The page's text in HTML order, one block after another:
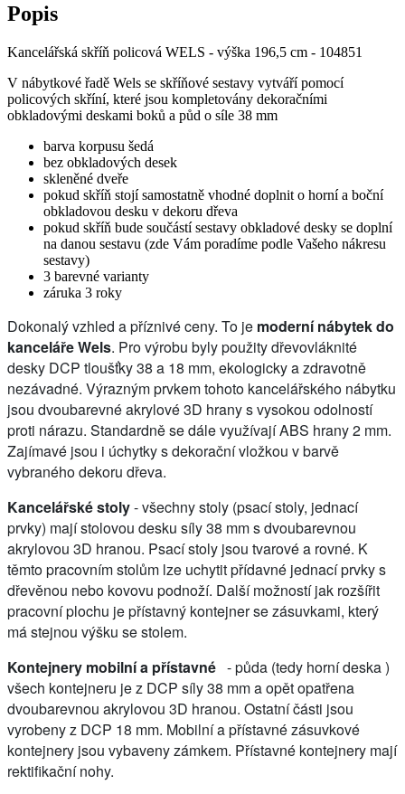
Popis
Kancelářská skříň policová WELS - výška 196,5 cm - 104851
V nábytkové řadě Wels se skříňové sestavy vytváří pomocí
policových skříní, které jsou kompletovány dekoračními
obkladovými deskami boků a půd o síle 38 mm
barva korpusu šedá
bez obkladových desek
skleněné dveře
pokud skříň stojí samostatně vhodné doplnit o horní a boční
obkladovou desku v dekoru dřeva
pokud skříň bude součástí sestavy obkladové desky se doplní
na danou sestavu (zde Vám poradíme podle Vašeho nákresu
sestavy)
3 barevné varianty
záruka 3 roky
Dokonalý vzhled a příznivé ceny. To je moderní nábytek do
kanceláře Wels. Pro výrobu byly použity dřevovláknité
desky DCP tloušťky 38 a 18 mm, ekologicky a zdravotně
nezávadné. Výrazným prvkem tohoto kancelářského nábytku
jsou dvoubarevné akrylové 3D hrany s vysokou odolností
proti nárazu. Standardně se dále využívají ABS hrany 2 mm.
Zajímavé jsou i úchytky s dekorační vložkou v barvě
vybraného dekoru dřeva.
Kancelářské stoly- všechny stoly (psací stoly, jednací
prvky) mají stolovou desku síly 38 mm s dvoubarevnou
akrylovou 3D hranou. Psací stoly jsou tvarové a rovné. K
těmto pracovním stolům lze uchytit přídavné jednací prvky s
dřevěnou nebo kovovu podnoží. Další možností jak rozšířit
pracovní plochu je přístavný kontejner se zásuvkami, který
má stejnou výšku se stolem.
Kontejnery mobilní a přístavné - půda (tedy horní deska )
všech kontejneru je z DCP síly 38 mm a opět opatřena
dvoubarevnou akrylovou 3D hranou. Ostatní části jsou
vyrobeny z DCP 18 mm. Mobilní a přístavné zásuvkové
kontejnery jsou vybaveny zámkem. Přístavné kontejnery mají
rektifikační nohy.